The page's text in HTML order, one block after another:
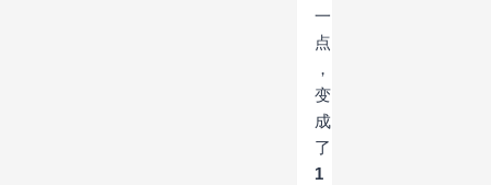
一
点
，
变
成
了
1